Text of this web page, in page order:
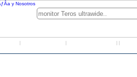
| | | |